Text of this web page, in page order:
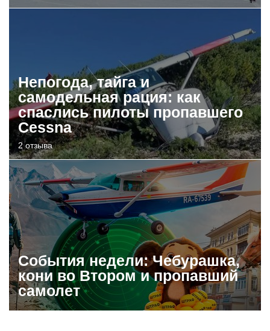
Непогода, тайга и
самодельная рация: как
спаслись пилоты пропавшего
Cessna
2 отзыва
События недели: Чебурашка,
кони во Втором и пропавший
самолет